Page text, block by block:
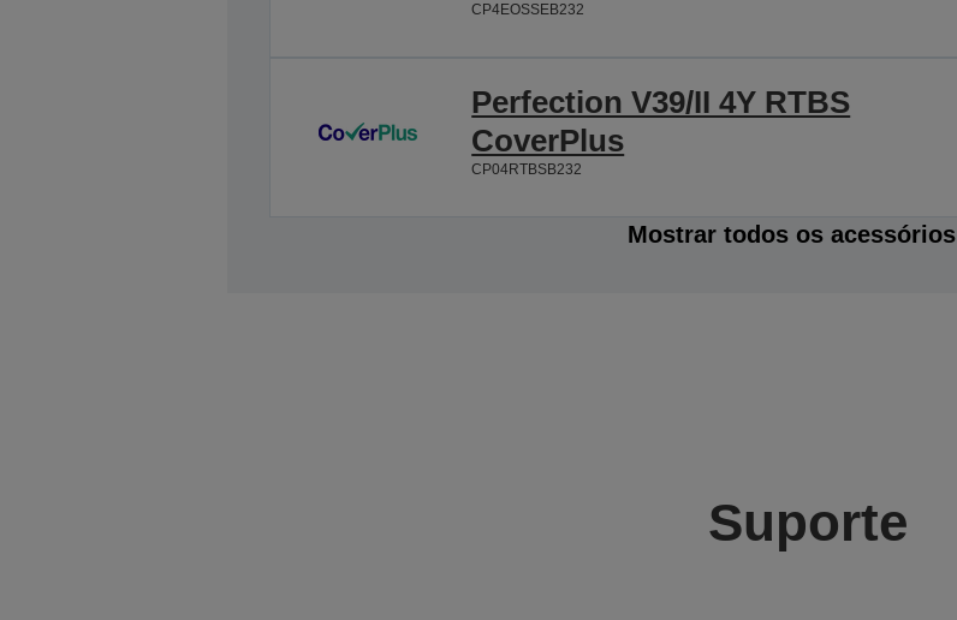
CP4EOSSEB232
Perfection V39/II 4Y RTBS
CoverPlus
CP04RTBSB232
Mostrar todos os acessórios
Suporte